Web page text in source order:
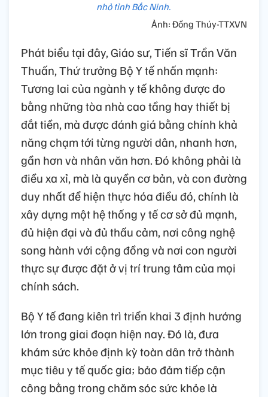
nhỏ tỉnh Bắc Ninh.
Ảnh: Đồng Thúy-TTXVN
Phát biểu tại đây, Giáo sư, Tiến sĩ Trần Văn
Thuấn, Thứ trưởng Bộ Y tế nhấn mạnh:
Tương lai của ngành y tế không được đo
bằng những tòa nhà cao tầng hay thiết bị
đắt tiền, mà được đánh giá bằng chính khả
năng chạm tới từng người dân, nhanh hơn,
gần hơn và nhân văn hơn. Đó không phải là
điều xa xỉ, mà là quyền cơ bản, và con đường
duy nhất để hiện thực hóa điều đó, chính là
xây dựng một hệ thống y tế cơ sở đủ mạnh,
đủ hiện đại và đủ thấu cảm, nơi công nghệ
song hành với cộng đồng và nơi con người
thực sự được đặt ở vị trí trung tâm của mọi
chính sách.
Bộ Y tế đang kiên trì triển khai 3 định hướng
lớn trong giai đoạn hiện nay. Đó là, đưa
khám sức khỏe định kỳ toàn dân trở thành
mục tiêu y tế quốc gia; bảo đảm tiếp cận
công bằng trong chăm sóc sức khỏe là